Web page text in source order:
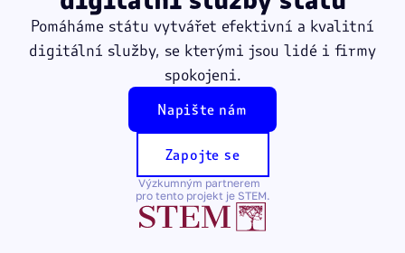
Pomáháme státu vytvářet efektivní a kvalitní
digitální služby, se kterými jsou lidé i firmy
spokojeni.
Napište nám
Zapojte se
Výzkumným partnerem
pro tento projekt je STEM.